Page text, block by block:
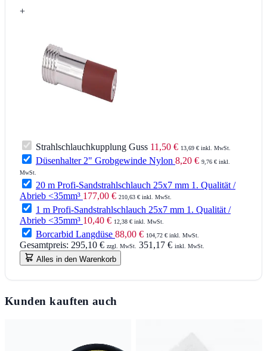
+
Strahlschlauchkupplung Guss 11,50 € 13,69 € inkl. MwSt.
Düsenhalter 2" Grobgewinde Nylon 8,20 € 9,76 € inkl.
MwSt.
20 m Profi-Sandstrahlschlauch 25x7 mm 1. Qualität /
Abrieb <35mm³ 177,00 € 210,63 € inkl. MwSt.
1 m Profi-Sandstrahlschlauch 25x7 mm 1. Qualität /
Abrieb <35mm³ 10,40 € 12,38 € inkl. MwSt.
Borcarbid Langdüse 88,00 € 104,72 € inkl. MwSt.
Gesamtpreis: 295,10 € zzgl. MwSt. 351,17 € inkl. MwSt.
Alles in den Warenkorb
Kunden kauften auch